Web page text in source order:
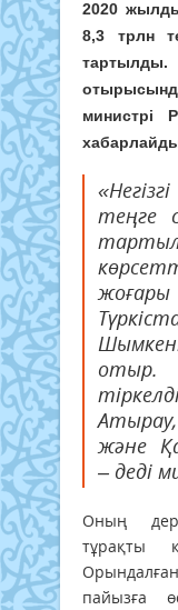
2020
8,3 трлн
министрі
теңге
отыр.
және
– деді
Оның
тұрақты
пайызға